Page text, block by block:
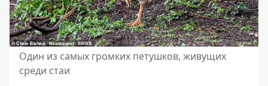
Один из самых громких петушков, живущих
среди стаи